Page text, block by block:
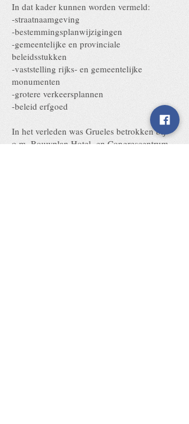
In dat kader kunnen worden vermeld:
-straatnaamgeving
-bestemmingsplanwijzigingen
-gemeentelijke en provinciale
beleidsstukken
-vaststelling rijks- en gemeentelijke
monumenten
-grotere verkeersplannen
-beleid erfgoed
In het verleden was Grueles betrokken bij
o.m. Bouwplan Hotel- en Congrescentrum